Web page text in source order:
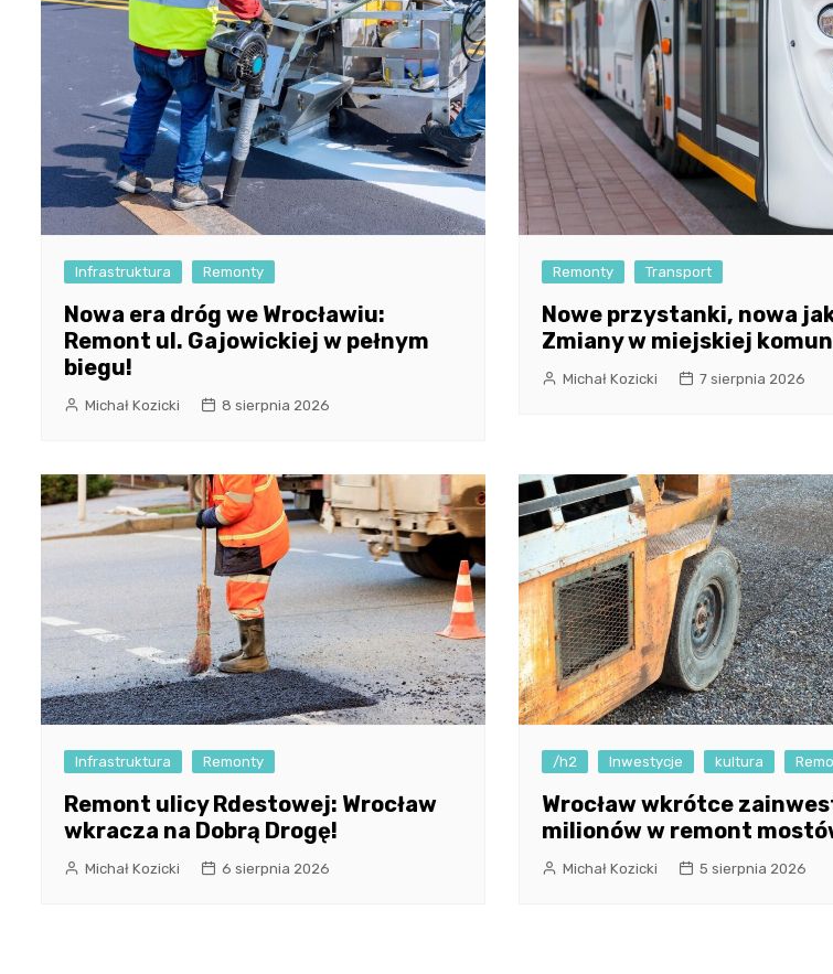
Infrastruktura Remonty
Nowa era dróg we Wrocławiu:
Remont ul. Gajowickiej w pełnym
biegu!
Michał Kozicki 8 sierpnia 2026
Remonty Transport
Nowe przystanki, nowa
Zmiany w miejskiej
Michał Kozicki 7 sierpnia 2026
Infrastruktura Remonty
Remont ulicy Rdestowej: Wrocław
wkracza na Dobrą Drogę!
Michał Kozicki 6 sierpnia 2026
/h2 Inwestycje kultura
Wrocław wkrótce
milionów w remont
Michał Kozicki 5 sierpnia 2026